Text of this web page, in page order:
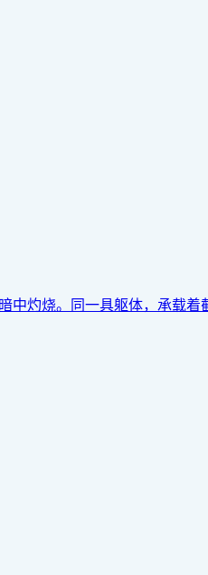
中灼烧。同一具躯体，承载